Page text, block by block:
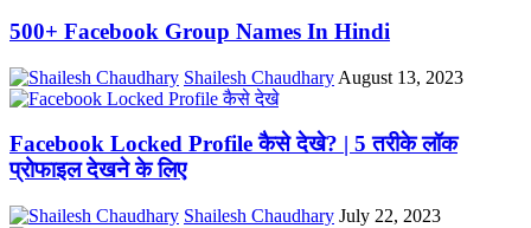
500+ Facebook Group Names In Hindi
Shailesh Chaudhary August 13, 2023
Facebook Locked Profile कैसे देखे? | 5 तरीके लॉक
प्रोफाइल देखने के लिए
Shailesh Chaudhary July 22, 2023